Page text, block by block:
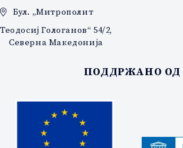
Бул. „Митрополит
Теодосиј Гологанов“ 54/2,
Северна Македонија
ПОДДРЖАНО ОД